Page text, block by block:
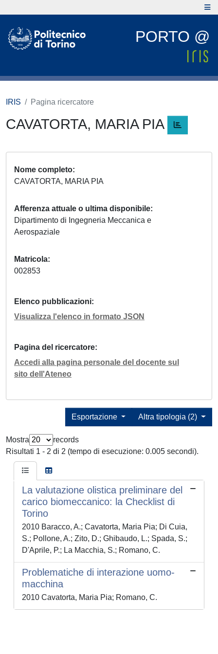
PORTO @
IRIS Pagina ricercatore
CAVATORTA, MARIA PIA
Nome completo
CAVATORTA, MARIA PIA
Afferenza attuale o ultima disponibile
Dipartimento di Ingegneria Meccanica e
Aerospaziale
Matricola
002853
Elenco pubblicazioni
Visualizza l'elenco in formato JSON
Pagina del ricercatore
Accedi alla pagina personale del docente sul
sito dell'Ateneo
Altra tipologia (2)
Esportazione
Mostra
records
Risultati 1 - 2 di 2 (tempo di esecuzione: 0.005 secondi).
La valutazione olistica preliminare del
carico biomeccanico: la Checklist di
Torino
2010 Baracco, A.; Cavatorta, Maria Pia; Di Cuia,
S.; Pollone, A.; Zito, D.; Ghibaudo, L.; Spada, S.;
D'Aprile, P.; La Macchia, S.; Romano, C.
Problematiche di interazione uomo-
macchina
2010 Cavatorta, Maria Pia; Romano, C.